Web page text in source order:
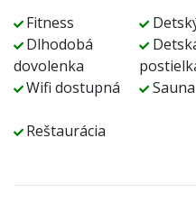
Fitness
Dlhodobá
dovolenka
Wifi dostupná
Sauna
Reštaurácia